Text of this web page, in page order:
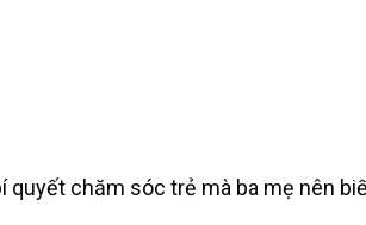
quyết chăm sóc trẻ mà ba mẹ nên